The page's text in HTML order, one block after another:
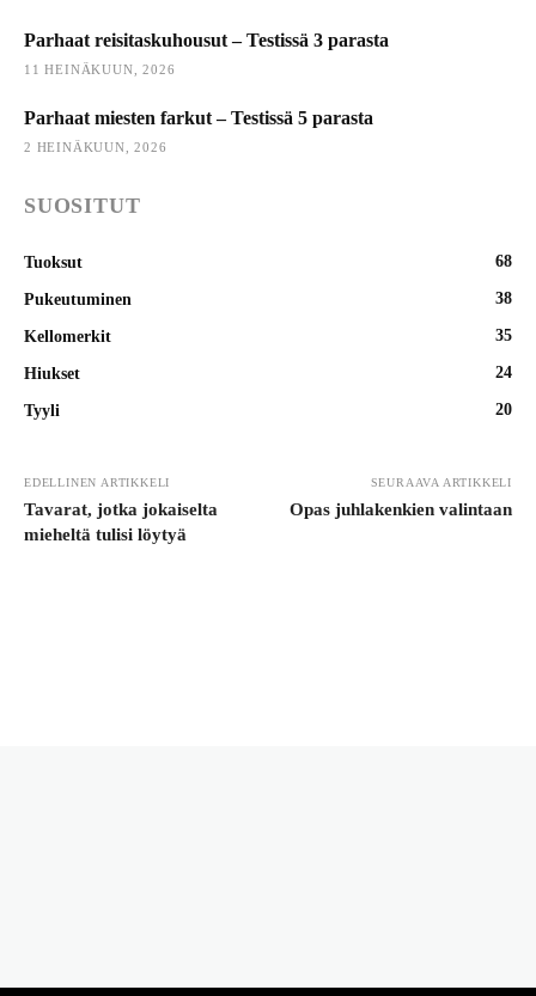
Parhaat reisitaskuhousut – Testissä 3 parasta
11 HEINÄKUUN, 2026
Parhaat miesten farkut – Testissä 5 parasta
2 HEINÄKUUN, 2026
SUOSITUT
Tuoksut 68
Pukeutuminen 38
Kellomerkit 35
Hiukset 24
Tyyli 20
EDELLINEN ARTIKKELI
Tavarat, jotka jokaiselta
mieheltä tulisi löytyä
SEURAAVA ARTIKKELI
Opas juhlakenkien valintaan